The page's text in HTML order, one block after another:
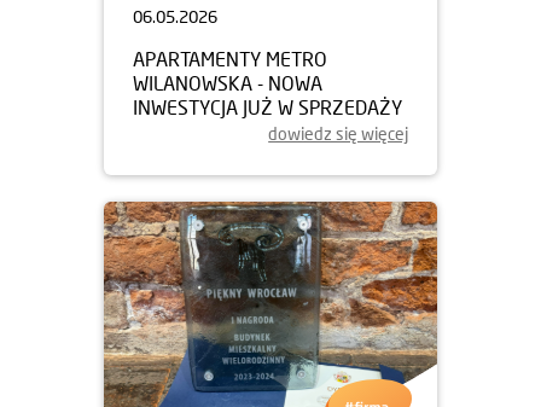
06.05.2026
APARTAMENTY METRO
WILANOWSKA - NOWA
INWESTYCJA JUŻ W SPRZEDAŻY
dowiedz się więcej